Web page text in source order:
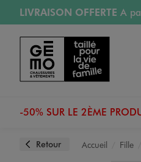
Aller au contenu principal
Aller à la navigation
LIVRAISON OFFERTE A
RETRAIT ET LIVRAISON
RÉSERVATION GRATUITE
Retours OFFERTSpendant
-50% SUR LE 2ÈME
Retour Accueil Fille